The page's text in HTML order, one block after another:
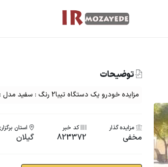
توضیحات
مزایده خودرو یک دستگاه تیبا2 رنگ : سفید مدل : 400
مزایده گذار
مخفی
کد خبر
823372
استان
گیلان